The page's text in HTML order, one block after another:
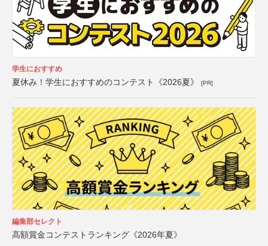
学生におすすめ
夏休み！学生におすすめのコンテスト《2026夏》 [PR]
編集部セレクト
高額賞金コンテストランキング《2026年夏》